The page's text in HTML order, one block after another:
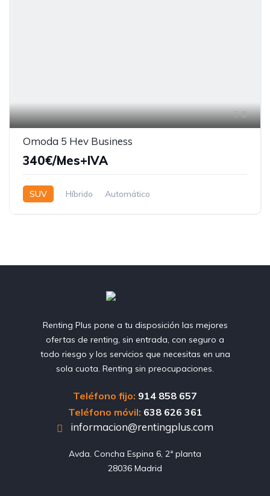
6
Omoda 5 Hev Business
340€/Mes+IVA
SUV Híbrido Automático
Renting Plus pone a tu disposición las mejores
ofertas de renting, sin entrada, con seguro a
todo riesgo y los servicios que necesitas en una
sola cuota. Renting sin preocupaciones.
Teléfono fijo: 914 858 657
Teléfono móvil: 638 626 361
informacion@rentingplus.com
Avda. Concha Espina 6, 2ª planta
28036 Madrid